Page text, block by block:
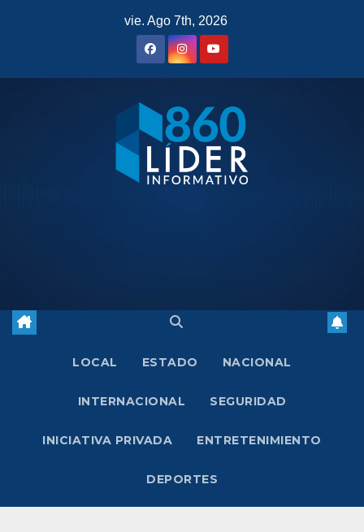
vie. Ago 7th, 2026
LOCAL ESTADO NACIONAL
INTERNACIONAL SEGURIDAD
INICIATIVA PRIVADA ENTRETENIMIENTO
DEPORTES